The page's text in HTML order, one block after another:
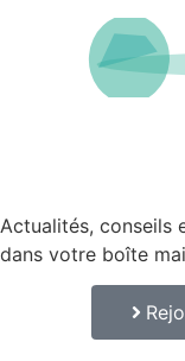
Actualités, conseils
dans votre boîte